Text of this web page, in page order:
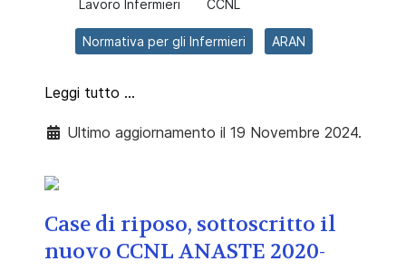
Lavoro Infermieri CCNL
Normativa per gli Infermieri ARAN
Leggi tutto …
Ultimo aggiornamento il 19 Novembre 2024.
Case di riposo, sottoscritto il
nuovo CCNL ANASTE 2020-